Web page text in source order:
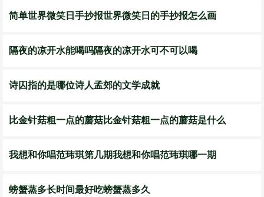
简单世界微笑日手抄报世界微笑日的手抄报怎么画
隔夜的凉开水能喝吗隔夜的凉开水可不可以喝
诗囚指的是哪位诗人孟郊的文学成就
比金针菇粗一点的蘑菇比金针菇粗一点的蘑菇是什么
我想和你唱范玮琪第几期我想和你唱范玮琪哪一期
螃蟹蒸多长时间最好吃螃蟹蒸多久